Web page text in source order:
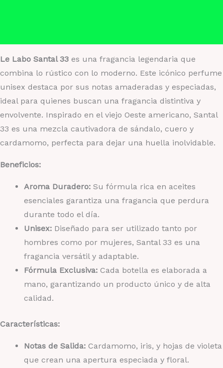
Le Labo Santal 33 es una fragancia legendaria que
combina lo rústico con lo moderno. Este icónico perfume
unisex destaca por sus notas amaderadas y especiadas,
ideal para quienes buscan una fragancia distintiva y
envolvente. Inspirado en el viejo Oeste americano, Santal
33 es una mezcla cautivadora de sándalo, cuero y
cardamomo, perfecta para dejar una huella inolvidable.
Beneficios:
Aroma Duradero: Su fórmula rica en aceites
esenciales garantiza una fragancia que perdura
durante todo el día.
Unisex: Diseñado para ser utilizado tanto por
hombres como por mujeres, Santal 33 es una
fragancia versátil y adaptable.
Fórmula Exclusiva: Cada botella es elaborada a
mano, garantizando un producto único y de alta
calidad.
Características:
Notas de Salida: Cardamomo, iris, y hojas de violeta
que crean una apertura especiada y floral.